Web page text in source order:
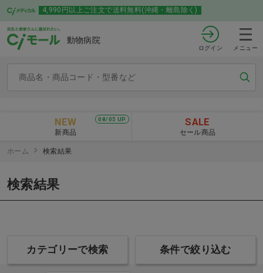
4,990円以上ご注文で送料無料(沖縄・離島除く)
動物病院
ログイン メニュー
08/05 UP
NEW
新商品
SALE
セール商品
ホーム 検索結果
検索結果
カテゴリーで検索 条件で絞り込む